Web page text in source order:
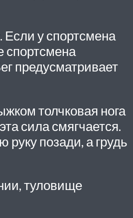
Если у спортсмена
спортсмена
предусматривает
толчковая нога
сила смягчается.
руку позади, а грудь
туловище